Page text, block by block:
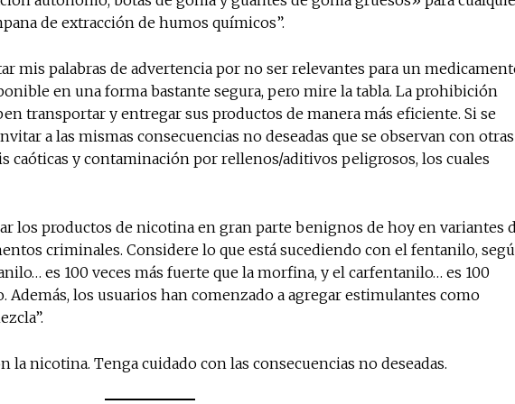
de extracción de humos químicos”.
mis palabras de advertencia por no ser relevantes para un
en una forma bastante segura, pero mire la tabla. La prohibición
transportar y entregar sus productos de manera más eficiente. Si se
a las mismas consecuencias no deseadas que se observan con otras
caóticas y contaminación por rellenos/aditivos peligrosos, los cuales
los productos de nicotina en gran parte benignos de hoy en variantes
criminales. Considere lo que está sucediendo con el fentanilo,
es 100 veces más fuerte que la morfina, y el carfentanilo… es 100
Además, los usuarios han comenzado a agregar estimulantes como
la nicotina. Tenga cuidado con las consecuencias no deseadas.